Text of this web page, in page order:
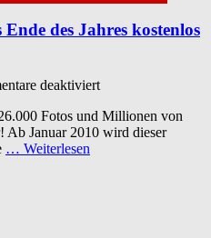
des Jahres kostenlos
deaktiviertfür
Dokumente
bis
Fotos und Millionen von
Ab Januar 2010 wird dieser
… Weiterlesen